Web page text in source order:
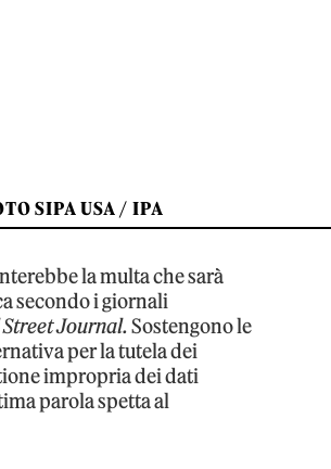
SIPA USA / IPA
la multa che sarà
secondo i giornali
Street Journal.Sostengono le
per la tutela dei
impropria dei dati
parola spetta al